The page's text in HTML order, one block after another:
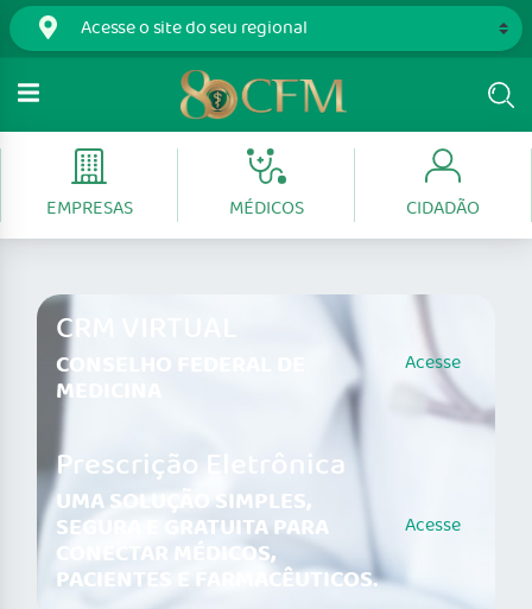
EMPRESAS MÉDICOS CIDADÃO
CRM VIRTUAL
CONSELHO FEDERAL DE
MEDICINA
Acesse
Prescrição Eletrônica
UMA SOLUÇÃO SIMPLES,
SEGURA E GRATUITA PARA
CONECTAR MÉDICOS,
PACIENTES E FARMACÊUTICOS.
Acesse